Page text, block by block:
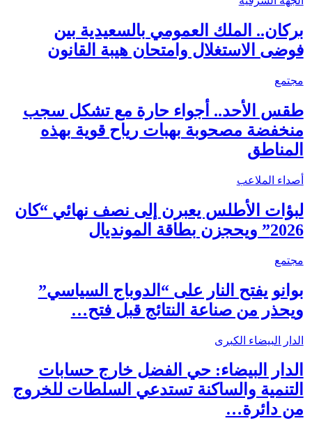
بركان.. الملك العمومي بالسعيدية بين
فوضى الاستغلال وامتحان هيبة القانون
مجتمع
طقس الأحد.. أجواء حارة مع تشكل سجب
منخفضة مصحوبة بهبات رياح قوية بهذه
المناطق
أصداء الملاعب
لبؤات الأطلس يعبرن إلى نصف نهائي “كان
2026” ويحجزن بطاقة المونديال
مجتمع
بوانو يفتح النار على “الدوباج السياسي”
ويحذر من صناعة النتائج قبل فتح…
الدار البيضاء الكبرى
الدار البيضاء: حي الفضل خارج حسابات
التنمية والساكنة تستدعي السلطات للخروج
من دائرة…